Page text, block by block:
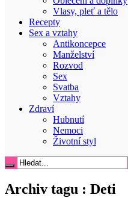
Vlasy, pleť a tělo
Recepty
Sex a vztahy
Antikoncepce
Manželství
Rozvod
Sex
Svatba
Vztahy
Zdraví
Hubnutí
Nemoci
Životní styl
Archiv tagu : Deti